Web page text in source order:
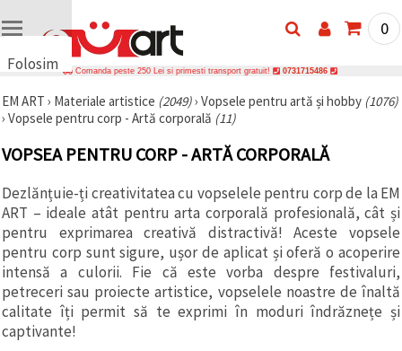
Folosim
uri
🍪 Folosim
și
similare
pentru a
asigura
funcționarea
corectă a
site-ului,
pentru a vă
îmbunătăți
experiența
și, cu
acordul
dumneavoastră,
0
Comanda peste 250 Lei si primesti transport gratuit! 0731715486
EM ART › Materiale artistice (2049)› Vopsele pentru artă și hobby (1076)
› Vopsele pentru corp - Artă corporală (11)
VOPSEA PENTRU CORP - ARTĂ CORPORALĂ
Dezlănțuie-ți creativitatea cu vopselele pentru corp de la EM
ART – ideale atât pentru arta corporală profesională, cât și
pentru exprimarea creativă distractivă! Aceste vopsele
pentru corp sunt sigure, ușor de aplicat și oferă o acoperire
intensă a culorii. Fie că este vorba despre festivaluri,
petreceri sau proiecte artistice, vopselele noastre de înaltă
calitate îți permit să te exprimi în moduri îndrăznețe și
captivante!